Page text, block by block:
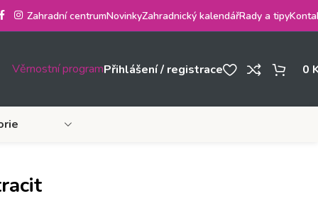
Zahradní centrumNovinkyZahradnický kalendářRady a tipy
Věrnostní programPřihlášení / registrace 0